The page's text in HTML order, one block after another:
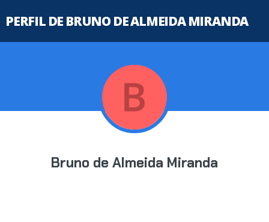
PERFIL DE BRUNO DE ALMEIDA MIRANDA
Bruno de Almeida Miranda